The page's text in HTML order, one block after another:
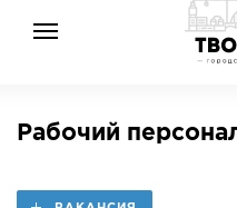
НОВОСТИ
Рабочий